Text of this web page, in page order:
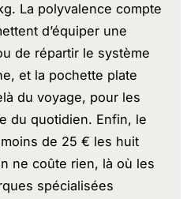
La polyvalence compte
d’équiper une
de répartir le système
et la pochette plate
du voyage, pour les
du quotidien. Enfin, le
de 25 € les huit
ne coûte rien, là où les
spécialisées